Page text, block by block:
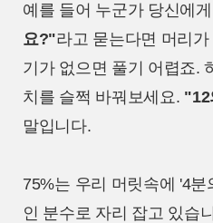
예를 들어 누군가 당신에게
요?"라고 묻는다면 머리
기가 없으면 풀기 어렵죠.
치를 슬쩍 바꿔보세요. "12
말입니다.
75%는 우리 머릿속에 '4
인 분수로 자리 잡고 있습